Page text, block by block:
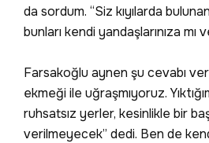
da sordum. “Siz kıyılarda
bunları kendi yandaşlarınıza mı
Farsakoğlu aynen şu cevabı
ekmeği ile uğraşmıyoruz.
ruhsatsız yerler, kesinlikle bir
verilmeyecek” dedi. Ben de